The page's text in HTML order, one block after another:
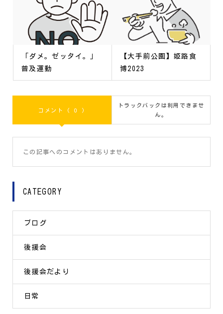
「ダメ。ゼッタイ。」
普及運動
【大手前公園】姫路食
博2023
コメント ( 0 )
トラックバックは利用できませ
ん。
この記事へのコメントはありません。
CATEGORY
ブログ
後援会
後援会だより
日常